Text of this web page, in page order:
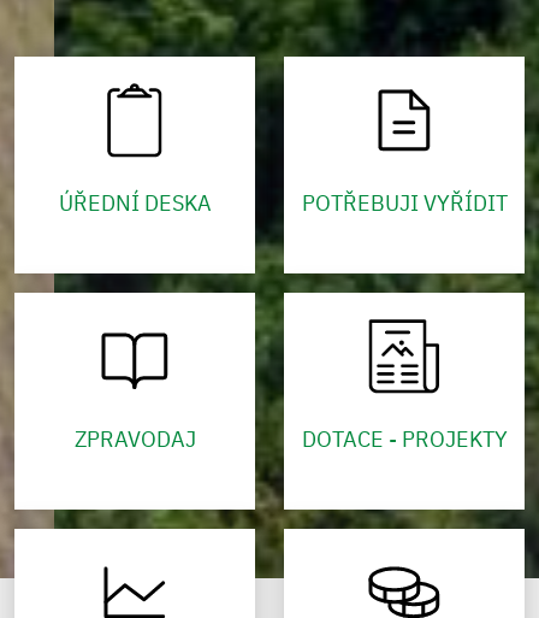
ÚŘEDNÍ DESKA POTŘEBUJI VYŘÍDIT
ZPRAVODAJ DOTACE - PROJEKTY